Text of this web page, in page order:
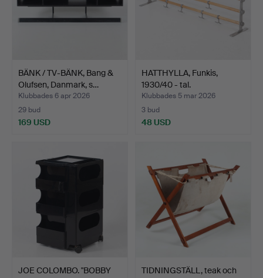
BÄNK / TV-BÄNK, Bang &
Olufsen, Danmark, s…
Klubbades 6 apr 2026
29 bud
169 USD
HATTHYLLA, Funkis,
1930/40 - tal.
Klubbades 5 mar 2026
3 bud
48 USD
JOE COLOMBO. "BOBBY
TIDNINGSTÄLL, teak och